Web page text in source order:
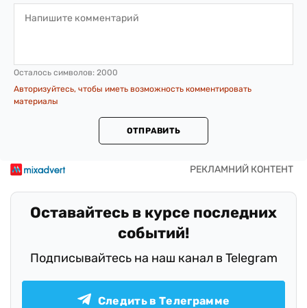
Осталось символов: 2000
Авторизуйтесь, чтобы иметь возможность комментировать
материалы
ОТПРАВИТЬ
Оставайтесь в курсе последних
событий!
Подписывайтесь на наш канал в Telegram
Следить в Телеграмме